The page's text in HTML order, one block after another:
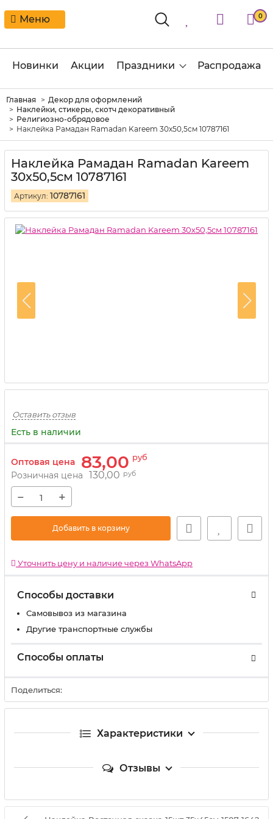
Меню 0
Новинки Акции Праздники Распродажа
Главная
Декор для оформлений
Наклейки, стикеры, скотч декоративный
Религиозно-обрядовое
Наклейка Рамадан Ramadan Kareem 30х50,5см 10787161
Наклейка Рамадан Ramadan Kareem
30х50,5см 10787161
Артикул: 10787161
Оставить отзыв
Есть в наличии
Оптовая цена 83,00 руб
Розничная цена 130,00 руб
− +
Добавить в корзину
Уточнить цену и наличие через WhatsApp
Способы доставки
Самовывоз из магазина
Другие транспортные службы
Способы оплаты
Поделиться:
Характеристики
Отзывы